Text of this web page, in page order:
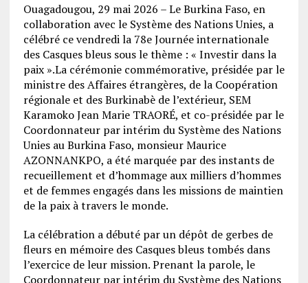
Ouagadougou, 29 mai 2026 – Le Burkina Faso, en
collaboration avec le Système des Nations Unies, a
célébré ce vendredi la 78e Journée internationale
des Casques bleus sous le thème : « Investir dans la
paix ».La cérémonie commémorative, présidée par le
ministre des Affaires étrangères, de la Coopération
régionale et des Burkinabè de l’extérieur, SEM
Karamoko Jean Marie TRAORÉ, et co-présidée par le
Coordonnateur par intérim du Système des Nations
Unies au Burkina Faso, monsieur Maurice
AZONNANKPO, a été marquée par des instants de
recueillement et d’hommage aux milliers d’hommes
et de femmes engagés dans les missions de maintien
de la paix à travers le monde.
La célébration a débuté par un dépôt de gerbes de
fleurs en mémoire des Casques bleus tombés dans
l’exercice de leur mission. Prenant la parole, le
Coordonnateur par intérim du Système des Nations